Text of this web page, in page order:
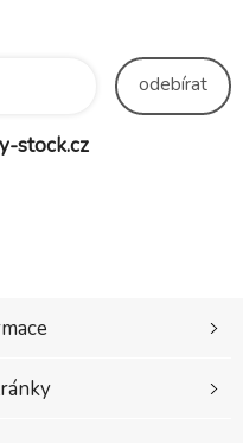
odebírat
stock.cz